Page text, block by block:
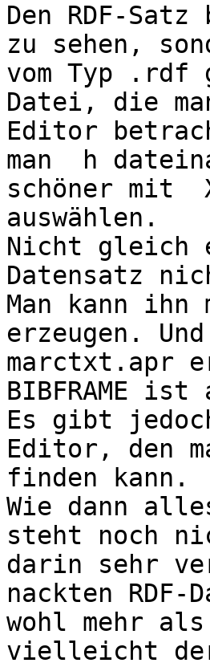
Den RDF-
zu sehen,
vom Typ .rdf
Datei, die
Editor
man  h
schöner mit
auswählen.
Nicht gleich
Datensatz
Man kann ihn
erzeugen.
marctxt.apr
BIBFRAME
Es gibt jedoch
Editor, den
finden kann.
Wie dann
steht noch
darin sehr
nackten
wohl mehr
vielleicht